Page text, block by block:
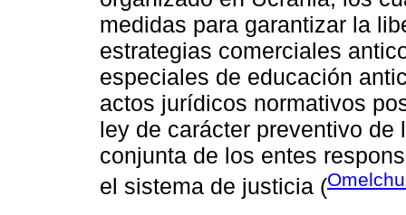
medidas para garantizar la
estrategias comerciales
especiales de educación
actos jurídicos normativos
ley de carácter preventivo
conjunta de los entes
el sistema de justicia (